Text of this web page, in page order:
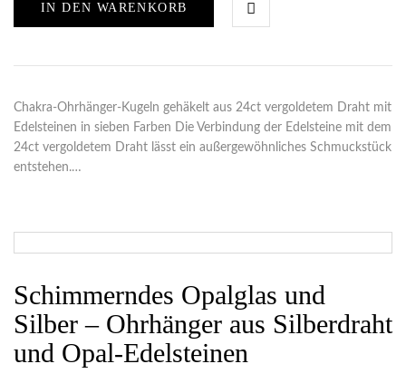
IN DEN WARENKORB
Chakra-Ohrhänger-Kugeln gehäkelt aus 24ct vergoldetem Draht mit
Edelsteinen in sieben Farben Die Verbindung der Edelsteine mit dem
24ct vergoldetem Draht lässt ein außergewöhnliches Schmuckstück
entstehen.…
Schimmerndes Opalglas und
Silber – Ohrhänger aus Silberdraht
und Opal-Edelsteinen